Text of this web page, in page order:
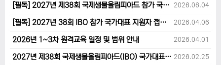
[필독] 2027년 제38회 국제생물올림피아드 참가 국가대표 1차후보자 선발고사 범위 및 일정 안내 2026.06.04
[필독] 2027년 38회 IBO 참가 국가대표 지원자 접수 마감 및 원격교육 관련 공지사항 안내입니다. 2026.04.06
2026년 1~3차 원격교육 일정 및 범위 안내 2026.04.01
2027년 제38회 국제생물올림피아드(IBO) 국가대표 후보자 지원 안내 2026.02.25